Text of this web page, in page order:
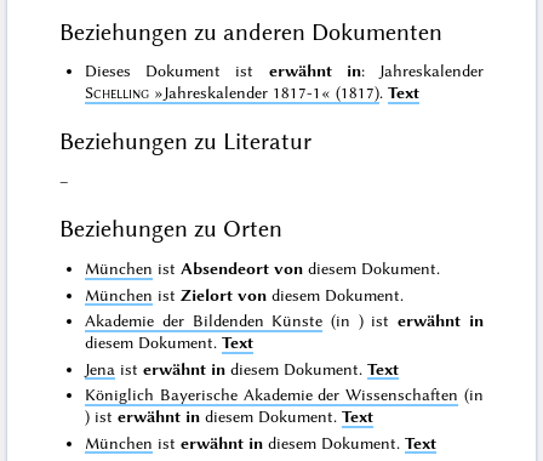
Beziehungen zu anderen Dokumenten
Dieses Dokument ist erwähnt in: Jahreskalender
Schelling »Jahreskalender 1817-1« (1817).Text
Beziehungen zu Literatur
–
Beziehungen zu Orten
München ist Absendeort von diesem Dokument.
München istZielort von diesem Dokument.
Akademie der Bildenden Künste (in ) isterwähnt in
diesem Dokument.Text
Jena isterwähnt in diesem Dokument.Text
Königlich Bayerische Akademie der Wissenschaften (in
) isterwähnt in diesem Dokument.Text
München isterwähnt in diesem Dokument.Text